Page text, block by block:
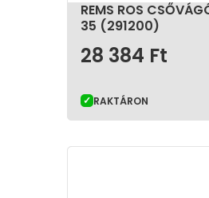
REMS ROS
35 (291200)
28 384 Ft
RAKTÁRON